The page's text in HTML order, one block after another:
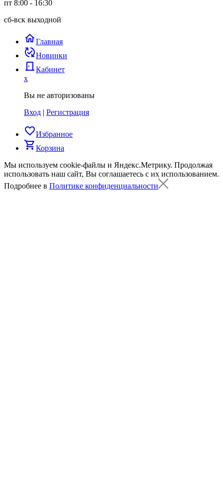
пт 8:00 - 16:30
сб-вск выходной
homeГлавная
published_with_changesНовинки
door_back Кабинет
x
Вы не авторизованы
Вход | Регистрация
favorite_borderИзбранное
shopping_cartКорзина
Мы используем cookie-файлы и Яндекс.Метрику. Продолжая
использовать наш сайт, Вы соглашаетесь с их использованием.
Подробнее в Политике конфиденциальности